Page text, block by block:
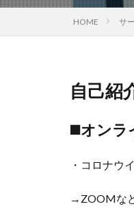
HOME サ
自己紹
◼️オンラ
・コロナウ
→ZOOMな